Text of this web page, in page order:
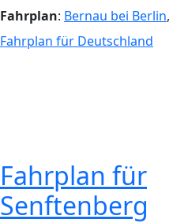
Fahrplan: Bernau bei Berlin,
Fahrplan für Deutschland
Fahrplan für
Senftenberg